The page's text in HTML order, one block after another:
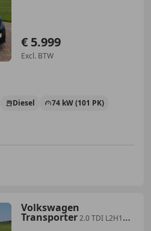
€ 5.999
Excl. BTW
Diesel 74 kW (101 PK)
Volkswagen
Transporter2.0 TDI L2H1